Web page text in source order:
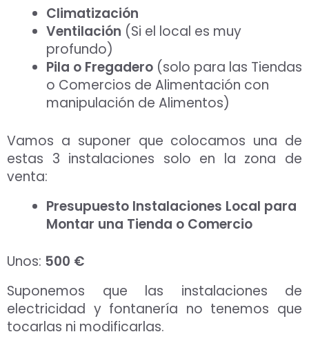
Climatización
Ventilación (Si el local es muy
profundo)
Pila o Fregadero (solo para las Tiendas
o Comercios de Alimentación con
manipulación de Alimentos)
Vamos a suponer que colocamos una de
estas 3 instalaciones solo en la zona de
venta:
Presupuesto Instalaciones Local para
Montar una Tienda o Comercio
Unos: 500 €
Suponemos que las instalaciones de
electricidad y fontanería no tenemos que
tocarlas ni modificarlas.